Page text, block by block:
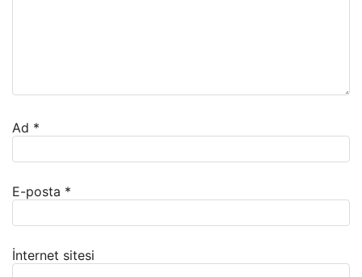
Ad *
E-posta *
İnternet sitesi